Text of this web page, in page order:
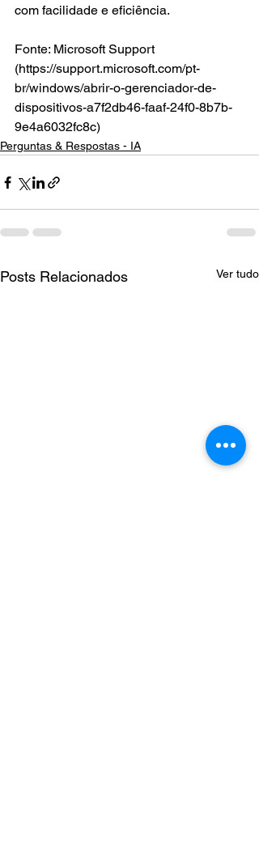
com facilidade e eficiência.
Fonte: Microsoft Support
(https://support.microsoft.com/pt-
br/windows/abrir-o-gerenciador-de-
dispositivos-a7f2db46-faaf-24f0-8b7b-
9e4a6032fc8c)
Perguntas & Respostas - IA
Posts Relacionados Ver tudo